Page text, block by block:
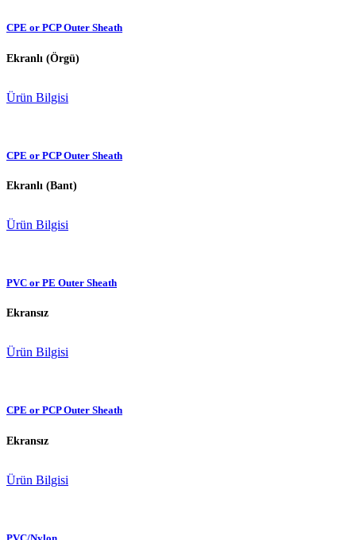
CPE or PCP Outer Sheath
Ekranlı (Örgü)
Ürün Bilgisi
CPE or PCP Outer Sheath
Ekranlı (Bant)
Ürün Bilgisi
PVC or PE Outer Sheath
Ekransız
Ürün Bilgisi
CPE or PCP Outer Sheath
Ekransız
Ürün Bilgisi